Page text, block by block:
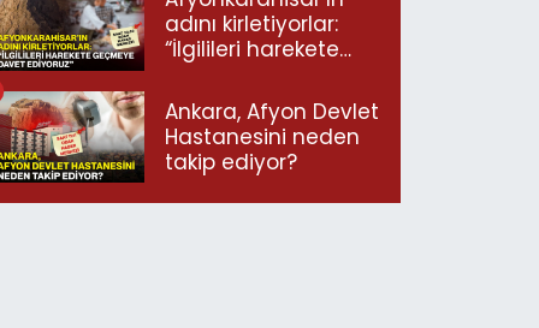
adını kirletiyorlar:
“İlgilileri harekete
ediyoruz”
Ankara, Afyon Devlet
Hastanesini neden
takip ediyor?